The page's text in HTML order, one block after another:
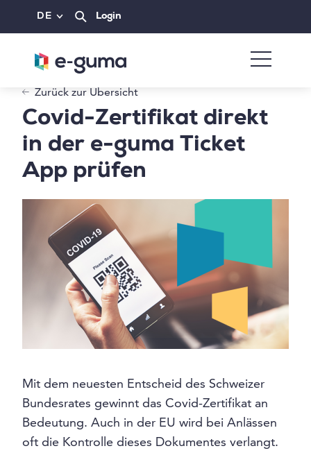
DE Login
Zurück zur Übersicht
Covid-Zertifikat direkt
in der e-guma Ticket
App prüfen
Mit dem neuesten Entscheid des Schweizer
Bundesrates gewinnt das Covid-Zertifikat an
Bedeutung. Auch in der EU wird bei Anlässen
oft die Kontrolle dieses Dokumentes verlangt.